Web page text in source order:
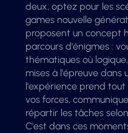
deux, optez pour les
games nouvelle
proposent un concept
parcours d'énigmes :
thématiques où
mises à l'épreuve dans
l'expérience prend tout
vos forces,
répartir les tâches
C'est dans ces